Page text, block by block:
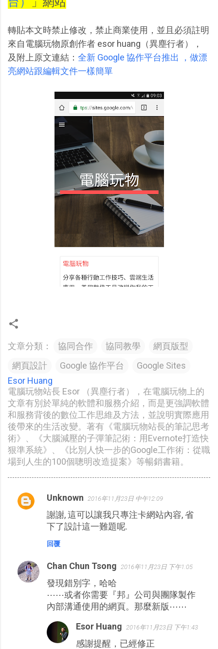
轉貼本文時禁止修改，禁止商業使用，並且必須註明
來自電腦玩物原創作者 esor huang（異塵行者），
及附上原文連結： 全新 Google 協作平台推出 ，做漂
亮網站跟編輯文件一樣簡單
文章分類： 協同合作 協同教學
網頁版型
網頁設計
Google 協作平台
Google Sites
Esor Huang
電腦玩物站長 Esor （異塵行者），在電腦玩物上的
文章有別於單純的軟體和服務介紹，而是更強調軟體
和服務背後的數位工作思維及方法，並說明實際應用
後帶來的生活改變。著有《電腦玩物站長的筆記思考
術》、《大腦減壓的子彈筆記術：用Evernote打造快
狠準系統》、《比別人快一步的Google工作術：從職
場到人生的100個聰明改造提案》等暢銷書籍。
留
Unknown 2016年11月23日 中午12:09
謝謝, 這可以讓我只專注卡網站內容, 省
下了設計這一難題呢.
回覆
Chan Chun Tsong 2016年11月23日 下午1:05
發現錯別字，哈哈
⋯⋯或者你需要『邦』公司與團隊製作
內部溝通使用的網頁。那麼新版⋯⋯
Esor Huang 2016年11月23日 下午1:43
感謝提醒，已經修正